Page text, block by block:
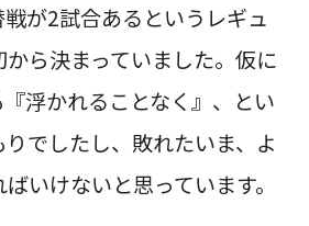
戦が2試合あるというレギュ
から決まっていました。仮に
浮かれることなく』、とい
でしたし、敗れたいま、よ
いけないと思っています。